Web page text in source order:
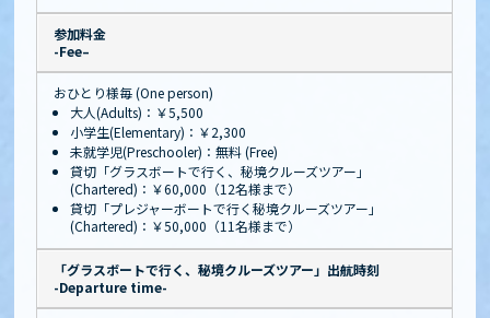
参加料金
-Fee–
おひとり様毎 (One person)
大人(Adults)：￥5,500
小学生(Elementary)：￥2,300
未就学児(Preschooler)：無料 (Free)
貸切「グラスボートで行く、秘境クルーズツアー」
(Chartered)：￥60,000（12名様まで）
貸切「プレジャーボートで行く秘境クルーズツアー」
(Chartered)：￥50,000（11名様まで）
「グラスボートで行く、秘境クルーズツアー」出航時刻
-Departure time-